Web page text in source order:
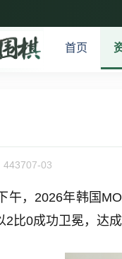
首页
443707-03
午，2026年韩国
2比0成功卫冕，达成